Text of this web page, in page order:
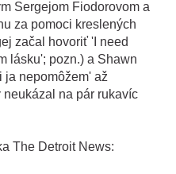
Sergejom Fiodorovom a
za pomoci kreslených
začal hovoriť 'I need
lásku'; pozn.) a Shawn
ja nepomôžem' až
na pár rukavíc
The Detroit News: